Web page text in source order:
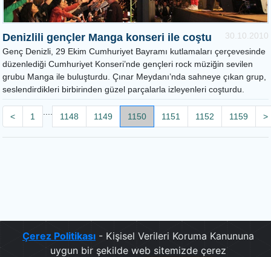
Denizlili gençler Manga konseri ile coştu
30.10.2010
Genç Denizli, 29 Ekim Cumhuriyet Bayramı kutlamaları çerçevesinde
düzenlediği Cumhuriyet Konseri’nde gençleri rock müziğin sevilen
grubu Manga ile buluşturdu. Çınar Meydanı’nda sahneye çıkan grup,
seslendirdikleri birbirinden güzel parçalarla izleyenleri coşturdu.
< 1 1148 1149 1150 1151 1152 1159 >
Çerez Politikası - Kişisel Verileri Koruma Kanununa
uygun bir şekilde web sitemizde çerez